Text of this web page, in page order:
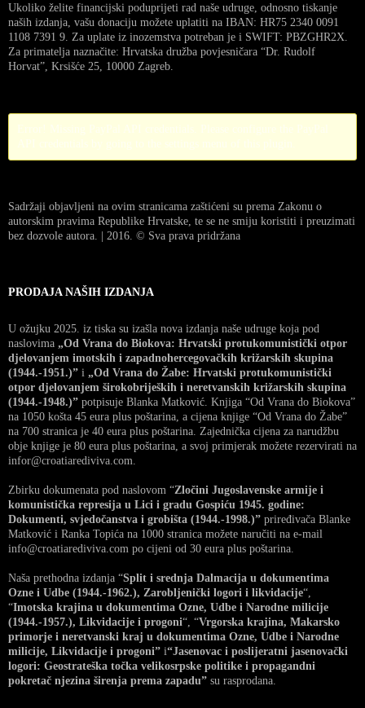
Ukoliko želite financijski poduprijeti rad naše udruge, odnosno tiskanje
naših izdanja, vašu donaciju možete uplatiti na IBAN: HR75 2340 0091
1108 7391 9. Za uplate iz inozemstva potreban je i SWIFT: PBZGHR2X.
Za primatelja naznačite: Hrvatska družba povjesničara “Dr. Rudolf
Horvat”, Krsišće 25, 10000 Zagreb.
Sadržaji objavljeni na ovim stranicama zaštićeni su prema Zakonu o
autorskim pravima Republike Hrvatske, te se ne smiju koristiti i preuzimati
bez dozvole autora. | 2016. © Sva prava pridržana
PRODAJA NAŠIH IZDANJA
U ožujku 2025. iz tiska su izašla nova izdanja naše udruge koja pod
naslovima „Od Vrana do Biokova: Hrvatski protukomunistički otpor
djelovanjem imotskih i zapadnohercegovačkih križarskih skupina
(1944.-1951.)” i „Od Vrana do Žabe: Hrvatski protukomunistički
otpor djelovanjem širokobrijeških i neretvanskih križarskih skupina
(1944.-1948.)” potpisuje Blanka Matković. Knjiga “Od Vrana do Biokova”
na 1050 košta 45 eura plus poštarina, a cijena knjige “Od Vrana do Žabe”
na 700 stranica je 40 eura plus poštarina. Zajednička cijena za narudžbu
obje knjige je 80 eura plus poštarina, a svoj primjerak možete rezervirati na
infor@croatiarediviva.com.
Zbirku dokumenata pod naslovom “Zločini Jugoslavenske armije i
komunistička represija u Lici i gradu Gospiću 1945. godine:
Dokumenti, svjedočanstva i grobišta (1944.-1998.)” priređivača Blanke
Matković i Ranka Topića na 1000 stranica možete naručiti na e-mail
info@croatiarediviva.com po cijeni od 30 eura plus poštarina.
Naša prethodna izdanja “Split i srednja Dalmacija u dokumentima
Ozne i Udbe (1944.-1962.), Zarobljenički logori i likvidacije“,
“Imotska krajina u dokumentima Ozne, Udbe i Narodne milicije
(1944.-1957.), Likvidacije i progoni“, “Vrgorska krajina, Makarsko
primorje i neretvanski kraj u dokumentima Ozne, Udbe i Narodne
milicije, Likvidacije i progoni” i“Jasenovac i poslijeratni jasenovački
logori: Geostrateška točka velikosrpske politike i propagandni
pokretač njezina širenja prema zapadu” su rasprodana.